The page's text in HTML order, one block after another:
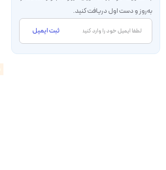
به‌روز و دست اول دریافت کنید.
ثبت ایمیل